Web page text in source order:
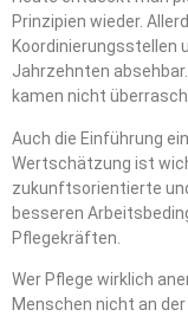
Prinzipien wieder.
Koordinierungsstellen
Jahrzehnten
kamen nicht
Auch die Einführung
Wertschätzung ist
zukunftsorientierte
besseren
Pflegekräften.
Wer Pflege wirklich
Menschen nicht an